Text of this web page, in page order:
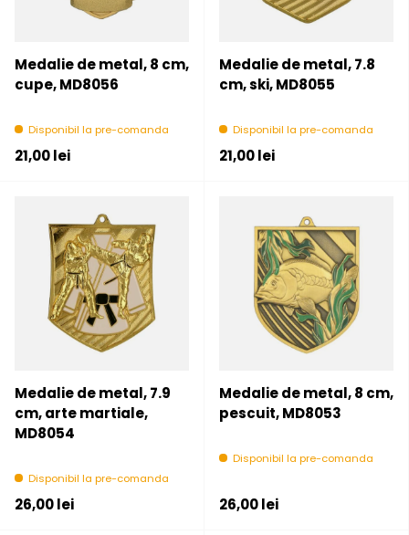
Medalie de metal, 8 cm,
cupe, MD8056
Disponibil la pre-comanda
Pret initial
21,00 lei
Medalie de metal, 7.8
cm, ski, MD8055
Disponibil la pre-comanda
Pret initial
21,00 lei
Medalie de metal, 7.9
cm, arte martiale,
MD8054
Disponibil la pre-comanda
Pret initial
26,00 lei
Medalie de metal, 8 cm,
pescuit, MD8053
Disponibil la pre-comanda
Pret initial
26,00 lei